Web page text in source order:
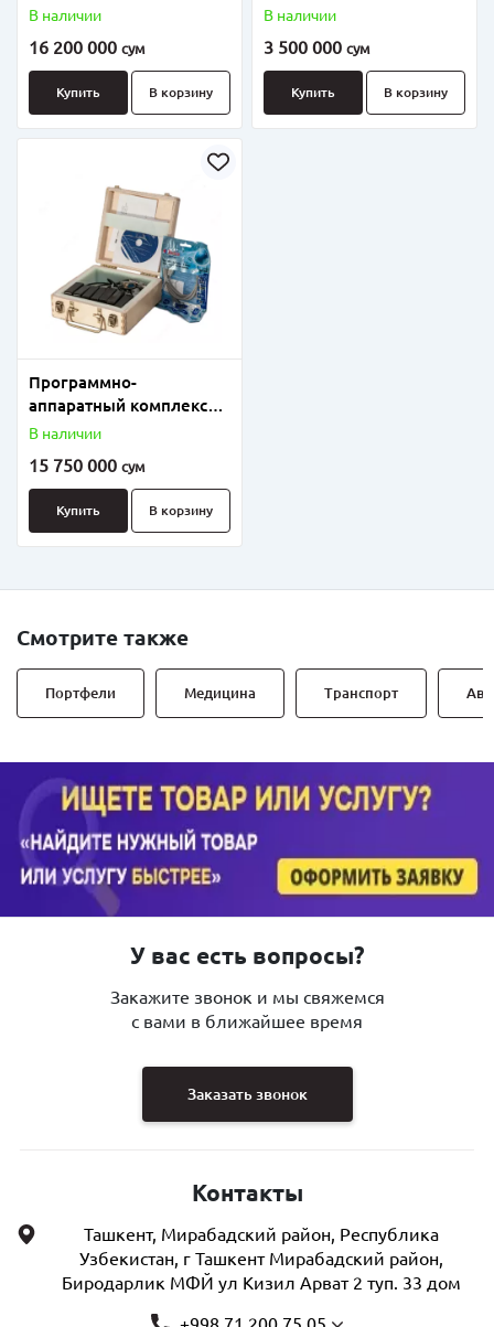
стекол ТОНИК.
В наличии
16 200 000 сум
Купить В корзину
В наличии
3 500 000 сум
Купить В корзину
Программно-
аппаратный комплекс
ЛТК РК.
В наличии
15 750 000 сум
Купить В корзину
Смотрите также
Портфели Медицина Транспорт
У вас есть вопросы?
Закажите звонок и мы свяжемся
с вами в ближайшее время
Заказать звонок
Контакты
Ташкент, Мирабадский район, Республика
Узбекистан, г Ташкент Мирабадский район,
Биродарлик МФЙ ул Кизил Арват 2 туп. 33 дом